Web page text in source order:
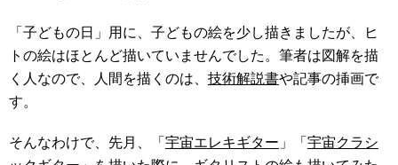
「子どもの日」用に、子どもの絵を少し描きましたが、ヒ
トの絵はほとんど描いていませんでした。筆者は図解を描
く人なので、人間を描くのは、 技術解説書や記事の挿画で
す。
そんなわけで、先月、「 宇宙エレキギター 」「 宇宙クラシ